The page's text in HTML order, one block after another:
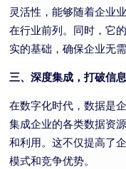
灵活性，能够随着企业
在行业前列。同时，它
实的基础，确保企业无
三、深度集成，打破信
在数字化时代，数据是
集成企业的各类数据资
和利用。这不仅提高了
模式和竞争优势。